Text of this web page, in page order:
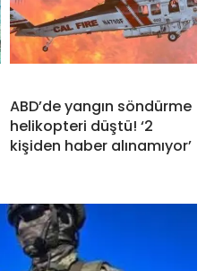
ABD’de yangın söndürme
helikopteri düştü! ‘2
kişiden haber alınamıyor’